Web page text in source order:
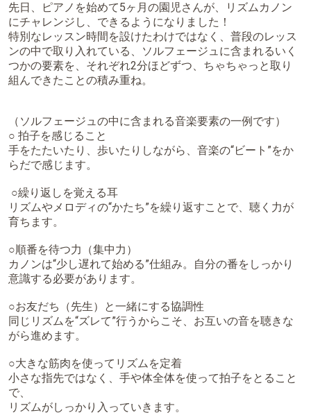
先日、ピアノを始めて5ヶ月の園児さんが、リズムカノン
にチャレンジし、できるようになりました！
特別なレッスン時間を設けたわけではなく、普段のレッス
ンの中で取り入れている、ソルフェージュに含まれるいく
つかの要素を、それぞれ2分ほどずつ、ちゃちゃっと取り
組んできたことの積み重ね。
（ソルフェージュの中に含まれる音楽要素の一例です）
○ 拍子を感じること
手をたたいたり、歩いたりしながら、音楽の“ビート”をか
らだで感じます。
○繰り返しを覚える耳
リズムやメロディの“かたち”を繰り返すことで、聴く力が
育ちます。
○順番を待つ力（集中力）
カノンは“少し遅れて始める”仕組み。自分の番をしっかり
意識する必要があります。
○お友だち（先生）と一緒にする協調性
同じリズムを“ズレて”行うからこそ、お互いの音を聴きな
がら進めます。
○大きな筋肉を使ってリズムを定着
小さな指先ではなく、手や体全体を使って拍子をとること
で、
リズムがしっかり入っていきます。